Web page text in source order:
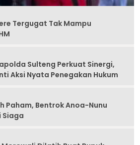
Tergugat Tak Mampu
Sulteng Perkuat Sinergi,
Aksi Nyata Penegakan Hukum
Paham, Bentrok Anoa-Nunu
Siaga